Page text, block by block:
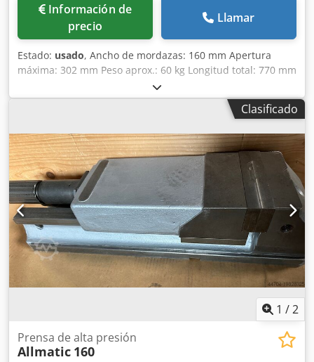
Información de
precio
Llamar
Estado: usado, Ancho de mordazas: 160 mm Apertura
máxima: 302 mm Peso aprox.: 60 kg Longitud total: 770 mm
Apertura S1/mm: 0-152 Apertura S2/mm (ajustable
mediante pasador): 147-302 Niveles de fuerza de sujeción:
4 Fuerza máxima de sujeción en kN: 60 Ejecución:
pre-mecanizada Ancho de mordazas/mm: 160 Apertura
máxima/mm: 302 Apertura: 302 mm - Incluye 2x garras de
sujeción Dodpfx Aajy S Dtre Esck - Sin llave de tornillo de
banco
Clasificado
1 /2
Prensa de alta presión
Allmatic 160